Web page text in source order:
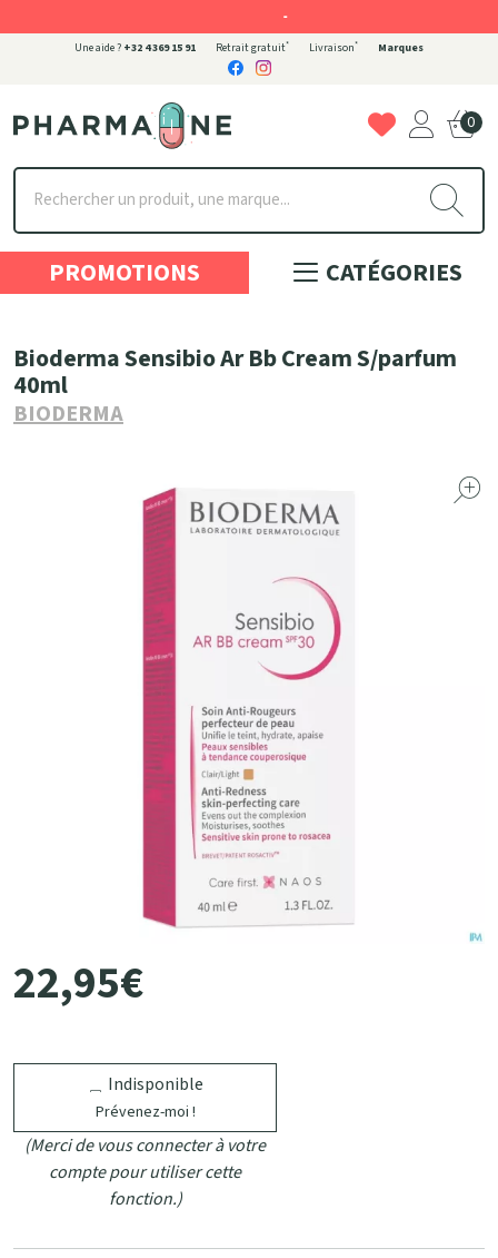
Une aide ? +32 4 369 15 91 Retrait gratuit* Livraison* Marques
Pharmaone Votre pharmacie en ligne à votre service
0
PROMOTIONS CATÉGORIES
Bioderma Sensibio Ar Bb Cream S/parfum
40ml
BIODERMA
22,95€
Indisponible
Prévenez-moi !
(Merci de vous connecter à votre
compte pour utiliser cette
fonction.)